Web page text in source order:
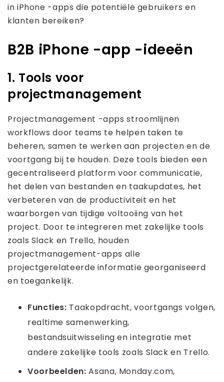
in iPhone -apps die potentiële gebruikers en
klanten bereiken?
B2B iPhone -app -ideeën
1. Tools voor
projectmanagement
Projectmanagement -apps stroomlijnen
workflows door teams te helpen taken te
beheren, samen te werken aan projecten en de
voortgang bij te houden. Deze tools bieden een
gecentraliseerd platform voor communicatie,
het delen van bestanden en taakupdates, het
verbeteren van de productiviteit en het
waarborgen van tijdige voltooiing van het
project. Door te integreren met zakelijke tools
zoals Slack en Trello, houden
projectmanagement-apps alle
projectgerelateerde informatie georganiseerd
en toegankelijk.
Functies: Taakopdracht, voortgangs volgen,
realtime samenwerking,
bestandsuitwisseling en integratie met
andere zakelijke tools zoals Slack en Trello.
Voorbeelden:Asana, Monday.com,